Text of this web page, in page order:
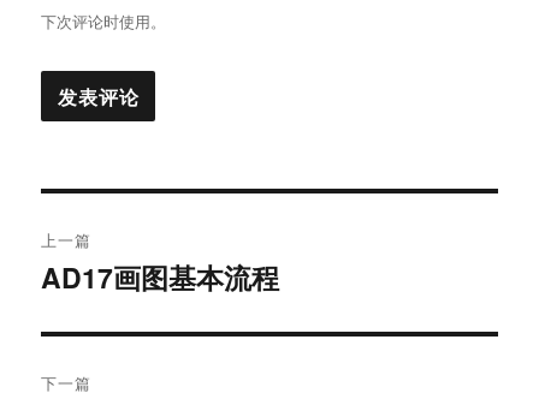
下次评论时使用。
章
航
上一篇
上
文
章：
AD17画图基本流程
下一篇